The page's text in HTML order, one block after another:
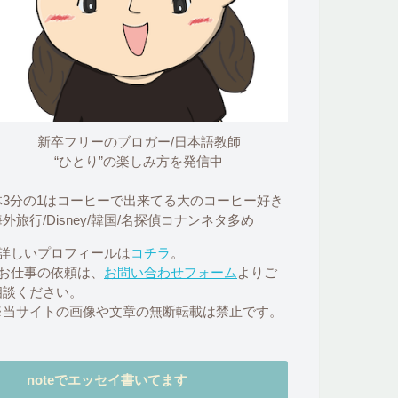
新卒フリーのブロガー/日本語教師
“ひとり”の楽しみ方を発信中
3分の1はコーヒーで出来てる大のコーヒー好き
外旅行/Disney/韓国/名探偵コナンネタ多め
しいプロフィールはコチラ 。
仕事の依頼は、 お問い合わせフォーム よりご
ください。
サイトの画像や文章の無断転載は禁止です。
noteでエッセイ書いてます